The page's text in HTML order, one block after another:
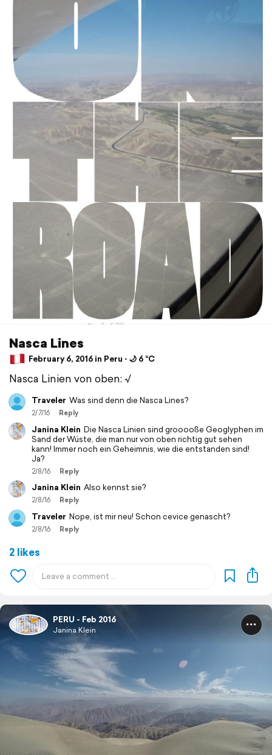
Nasca Lines
February 6, 2016 in Peru ⋅ 🌙 6 °C
Nasca Linien von oben: √
Traveler Was sind denn die Nasca Lines?
2/7/16 Reply
Janina Klein Die Nasca Linien sind grooooße Geoglyphen im
Sand der Wüste, die man nur von oben richtig gut sehen
kann! Immer noch ein Geheimnis, wie die entstanden sind!
Ja?
2/8/16 Reply
Janina Klein Also kennst sie?
2/8/16 Reply
Traveler Nope, ist mir neu! Schon cevice genascht?
2/8/16 Reply
2 likes
PERU - Feb 2016
Janina Klein